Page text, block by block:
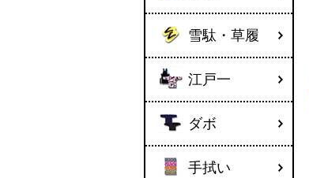
雪駄・草履
江戸一
ダボ
手拭い